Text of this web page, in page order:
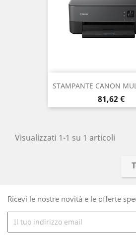
STAMPANTE CANON
Prezzo
81,62 €
Visualizzati 1-1 su 1 articoli
Ricevi le nostre novità e le offerte